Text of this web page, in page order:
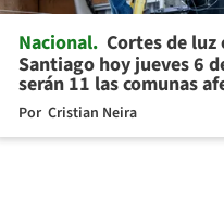
Nacional Cortes de luz
Santiago hoy jueves 6
serán 11 las comunas
Por Cristian Neira